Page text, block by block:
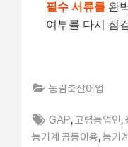
필수 서류를 완
여부를 다시 점
농림축산어업
Tags:
GAP 고령농업인 ,
농기계 공동이용 농기